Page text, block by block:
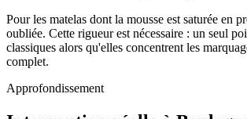
Pour les matelas dont la mousse est saturée
oubliée. Cette rigueur est nécessaire : un seul
classiques alors qu'elles concentrent les
complet.
Approfondissement